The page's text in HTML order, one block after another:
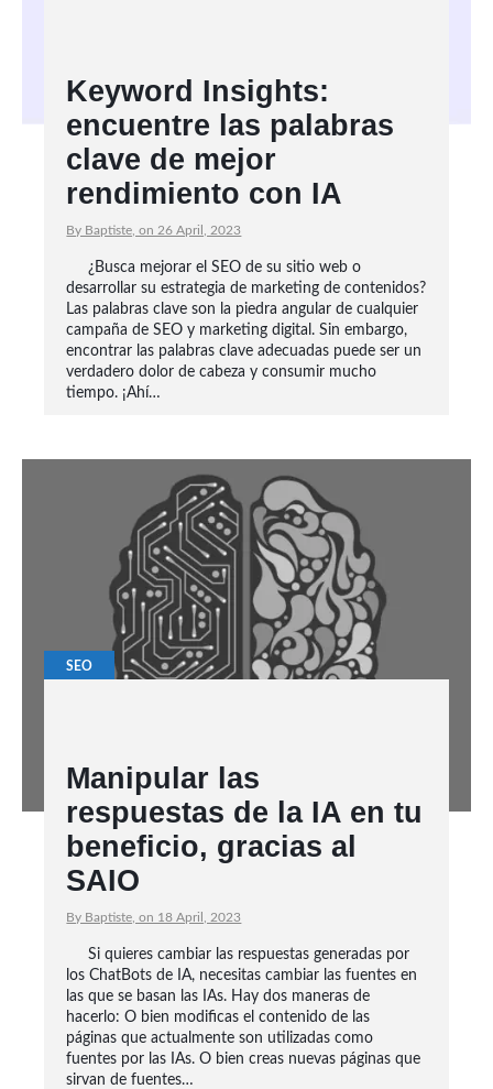
Keyword Insights:
encuentre las palabras
clave de mejor
rendimiento con IA
By Baptiste, on 26 April, 2023
¿Busca mejorar el SEO de su sitio web o
desarrollar su estrategia de marketing de contenidos?
Las palabras clave son la piedra angular de cualquier
campaña de SEO y marketing digital. Sin embargo,
encontrar las palabras clave adecuadas puede ser un
verdadero dolor de cabeza y consumir mucho
tiempo. ¡Ahí…
SEO
Manipular las
respuestas de la IA en tu
beneficio, gracias al
SAIO
By Baptiste, on 18 April, 2023
Si quieres cambiar las respuestas generadas por
los ChatBots de IA, necesitas cambiar las fuentes en
las que se basan las IAs. Hay dos maneras de
hacerlo: O bien modificas el contenido de las
páginas que actualmente son utilizadas como
fuentes por las IAs. O bien creas nuevas páginas que
sirvan de fuentes…